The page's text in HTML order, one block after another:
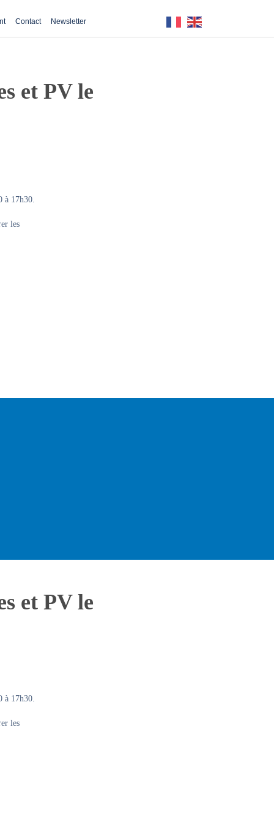
Contact Newsletter
et PV le
17h30.
les
et PV le
17h30.
les